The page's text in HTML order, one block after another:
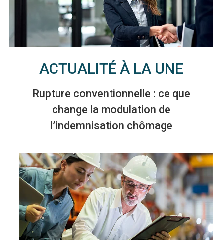
ACTUALITÉ À LA UNE
Rupture conventionnelle : ce que
change la modulation de
l’indemnisation chômage